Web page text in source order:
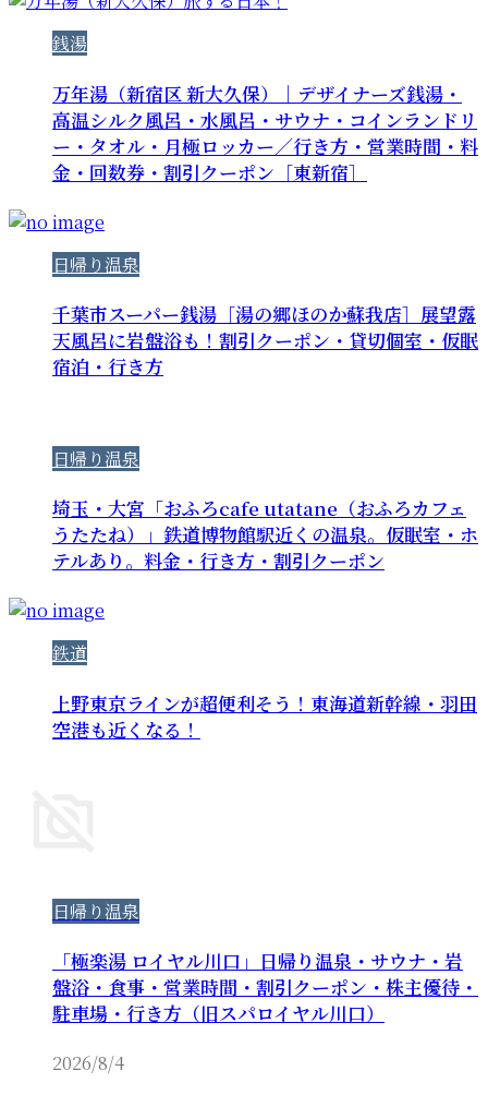
銭湯
万年湯（新宿区 新大久保）｜デザイナーズ銭湯・
高温シルク風呂・水風呂・サウナ・コインランドリ
ー・タオル・月極ロッカー／行き方・営業時間・料
金・回数券・割引クーポン［東新宿］
日帰り温泉
千葉市スーパー銭湯［湯の郷ほのか蘇我店］展望露
天風呂に岩盤浴も！割引クーポン・貸切個室・仮眠
宿泊・行き方
日帰り温泉
埼玉・大宮「おふろcafe utatane（おふろカフェ
うたたね）」鉄道博物館駅近くの温泉。仮眠室・ホ
テルあり。料金・行き方・割引クーポン
鉄道
上野東京ラインが超便利そう！東海道新幹線・羽田
空港も近くなる！
日帰り温泉
「極楽湯 ロイヤル川口」日帰り温泉・サウナ・岩
盤浴・食事・営業時間・割引クーポン・株主優待・
駐車場・行き方（旧スパロイヤル川口）
2026/8/4